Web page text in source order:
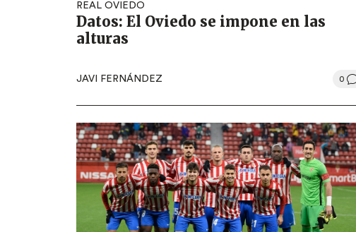
REAL OVIEDO
Datos: El Oviedo se impone en las
alturas
JAVI FERNÁNDEZ 0